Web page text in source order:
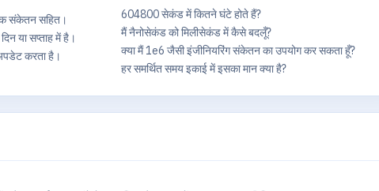
संकेतन सहित।
या सप्ताह में है।
करता है।
604800 सेकंड में कितने घंटे होते हैं?
मैं नैनोसेकंड को मिलीसेकंड में कैसे बदलूँ?
क्या मैं 1e6 जैसी इंजीनियरिंग संकेतन का उपयोग कर सकता हूँ?
हर समर्थित समय इकाई में इसका मान क्या है?